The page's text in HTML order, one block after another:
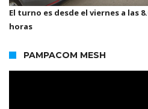
El turno es desde el viernes a las
horas
PAMPACOM MESH